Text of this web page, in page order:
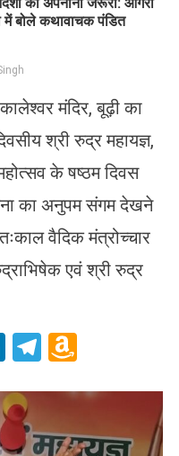
में बोले कथावाचक पंडित
मंदिर, बूढ़ी का
श्री रुद्र महायज्ञ,
के षष्ठम दिवस
का अनुपम संगम देखने
वैदिक मंत्रोच्चार
एवं श्री रुद्र
LinkedIn
Telegram
List